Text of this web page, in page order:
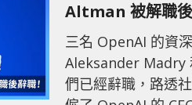
Altman 被解職後
三名 OpenAI 的資
Aleksander Madry
們已經辭職，路透